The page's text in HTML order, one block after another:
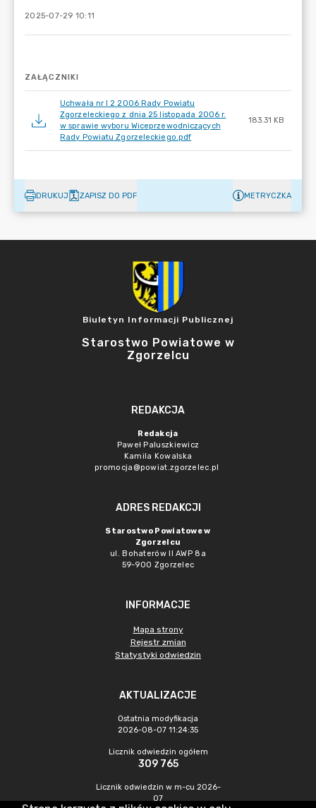
2025-07-29 10:11
ZAŁĄCZNIKI
Uchwała nr I 2 2006 Rady Powiatu
Zgorzeleckiego z dnia 25 listopada 2006 r.
w sprawie wyboru Wiceprzewodniczących
Rady Powiatu Zgorzeleckiego.pdf
183.31 KB
DRUKUJ ZAPISZ DO PDF METRYCZKA
Biuletyn Informacji Publicznej
Starostwo Powiatowe w
Zgorzelcu
REDAKCJA
Redakcja
Paweł Paluszkiewicz
Kamila Kowalska
promocja@powiat.zgorzelec.pl
ADRES REDAKCJI
Starostwo Powiatowe w
Zgorzelcu
ul. Bohaterów II AWP 8a
59-900 Zgorzelec
INFORMACJE
Mapa strony
Rejestr zmian
Statystyki odwiedzin
AKTUALIZACJE
Ostatnia modyfikacja
2026-08-07 11:24:35
Licznik odwiedzin ogółem
309 765
Licznik odwiedzin w m-cu 2026-
07